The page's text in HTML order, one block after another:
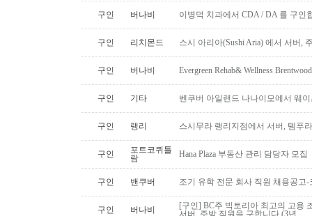
구인 버나비 이병덕 치과에서 CDA / DA 를 구인
구인 리치몬드 스시 아리아(Sushi Aria) 에서 서버,
구인 버나비 Evergreen Rehab& Wellness
구인 기타 벤쿠버 아일랜드 나나이모에서 웨
구인 랭리 스시무라 랭리지점에서 서버, 템푸
구인
포트코퀴틀
람
Hana Plaza 부동산 관리 담당자 모집
구인 밴쿠버 조기 유학 전문 회사 직원 채용공고
구인 버나비
[구인] BC주 빅토리아 최고의 고용
서버, 주방 직원을 구합니다 (3년..